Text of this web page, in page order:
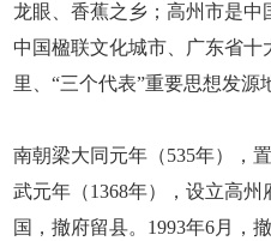
龙眼、香蕉之乡；高州市是
中国楹联文化城市、广东省
里、“三个代表”重要思想发源
南朝梁大同元年（535年），
武元年（1368年），设立高
国，撤府留县。1993年6月，